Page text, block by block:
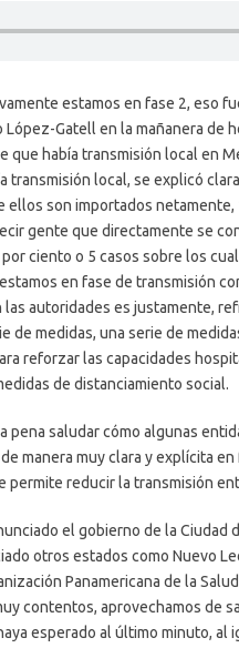
estamos en fase 2, eso
Gatell en la mañanera de
que había transmisión local en
transmisión local, se explicó
ellos son importados netamente,
gente que directamente se
ciento o 5 casos sobre los
en fase de transmisión
las autoridades es justamente,
de medidas, una serie de
reforzar las capacidades
de distanciamiento social.
pena saludar cómo algunas
manera muy clara y explícita
permite reducir la transmisión
el gobierno de la Ciudad
otros estados como Nuevo
Panamericana de la
contentos, aprovechamos de
esperado al último minuto, al